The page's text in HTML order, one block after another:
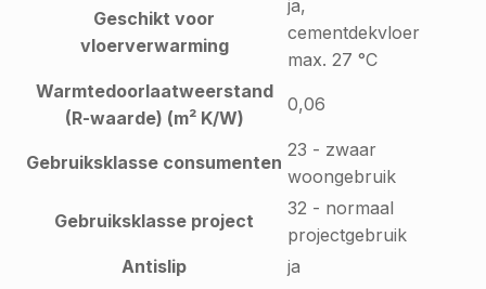
Geschikt voor
vloerverwarming
ja,
cementdekvloer
max. 27 °C
Warmtedoorlaatweerstand
(R-waarde) (m² K/W)
0,06
Gebruiksklasse consumenten
23 - zwaar
woongebruik
Gebruiksklasse project
32 - normaal
projectgebruik
Antislip
ja